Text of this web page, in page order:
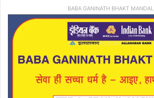
BABA GANINATH BHAKT MANDAL